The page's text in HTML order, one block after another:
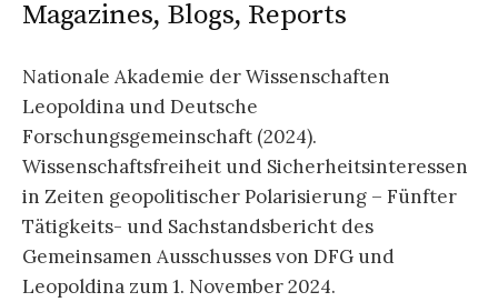
Magazines, Blogs, Reports
Nationale Akademie der Wissenschaften
Leopoldina und Deutsche
Forschungsgemeinschaft (2024).
Wissenschaftsfreiheit und Sicherheitsinteressen
in Zeiten geopolitischer­ Polarisierung – Fünfter
Tätigkeits- und Sachstandsbericht des
Gemeinsamen Aus­schusses von DFG und
Leopoldina zum 1. November 2024.